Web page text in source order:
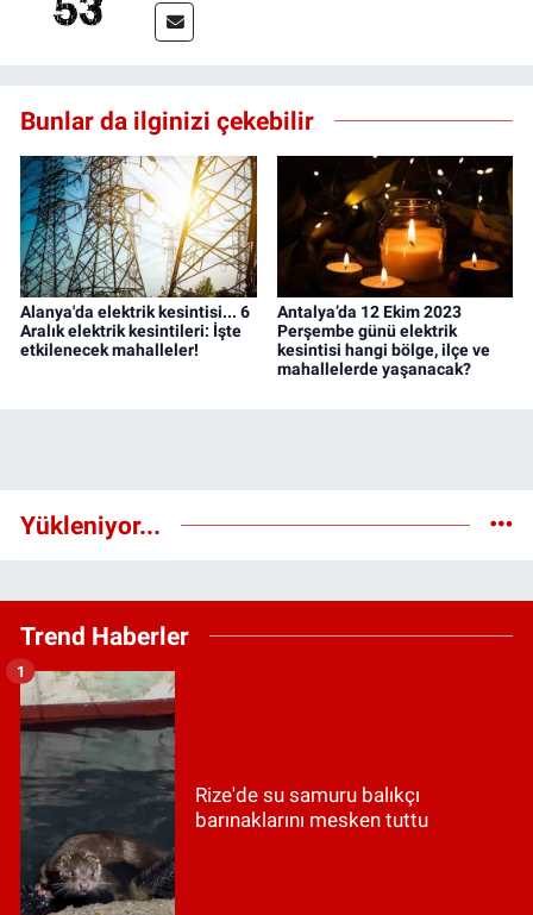
Bunlar da ilginizi çekebilir
Alanya'da elektrik kesintisi... 6
Aralık elektrik kesintileri: İşte
etkilenecek mahalleler!
Antalya’da 12 Ekim 2023
Perşembe günü elektrik
kesintisi hangi bölge, ilçe ve
mahallelerde yaşanacak?
Yükleniyor...
Trend Haberler
Rize'de su samuru balıkçı
barınaklarını mesken tuttu
1